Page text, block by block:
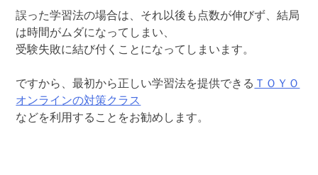
誤った学習法の場合は、それ以後も点数が伸びず、結局
は時間がムダになってしまい、
受験失敗に結び付くことになってしまいます。
ですから、最初から正しい学習法を提供できる ＴＯＹＯ
オンラインの対策クラス
などを利用することをお勧めします。